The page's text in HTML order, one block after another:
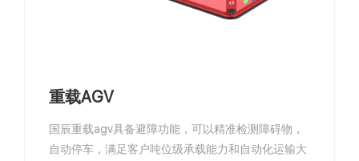
重载AGV
国辰重载agv具备避障功能，可以精准检测障碍物，
自动停车，满足客户吨位级承载能力和自动化运输大